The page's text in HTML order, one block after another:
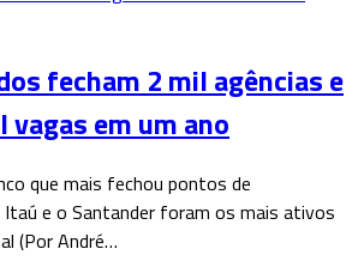
fecham 2 mil agências e
em um ano
que mais fechou pontos de
e o Santander foram os mais ativos
(Por André…